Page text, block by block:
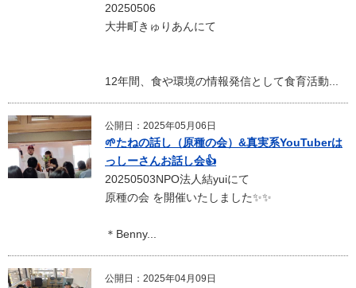
20250506
大井町きゅりあんにて
12年間、食や環境の情報発信として食育活動...
公開日：2025年05月06日
🌱たねの話し（原種の会）&真実系YouTuberは
っしーさんお話し会👍
20250503NPO法人結yuiにて
原種の会 を開催いたしました✨✨
＊Benny...
公開日：2025年04月09日